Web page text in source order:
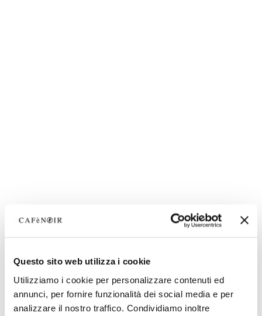
Questo sito web utilizza i cookie
Utilizziamo i cookie per personalizzare contenuti ed
annunci, per fornire funzionalità dei social media e per
analizzare il nostro traffico. Condividiamo inoltre